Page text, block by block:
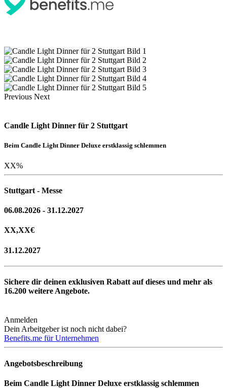
Previous Next
Candle Light Dinner für 2 Stuttgart
Beim Candle Light Dinner Deluxe erstklassig schlemmen
XX%
Stuttgart - Messe
06.08.2026 - 31.12.2027
XX,XX€
31.12.2027
Sichere dir deinen exklusiven Rabatt auf dieses und mehr als
16.200 weitere Angebote.
Anmelden
Dein Arbeitgeber ist noch nicht dabei?
Benefits.me für Unternehmen
Angebotsbeschreibung
Beim Candle Light Dinner Deluxe erstklassig schlemmen